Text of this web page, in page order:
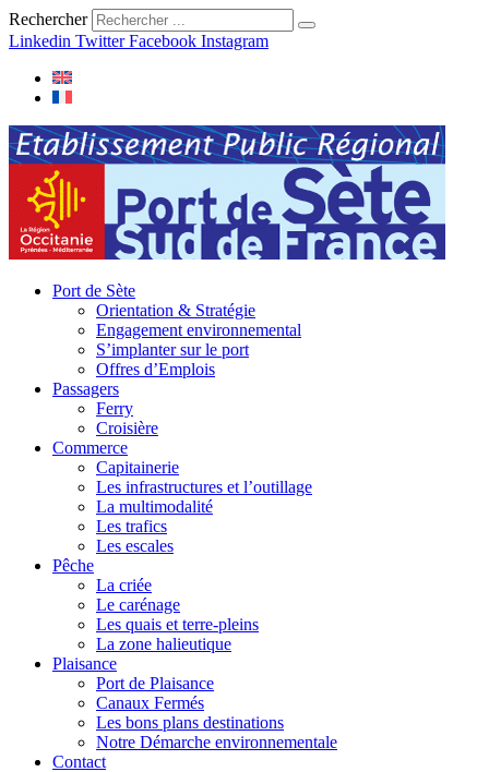
Rechercher
Linkedin Twitter Facebook Instagram
Port de Sète
Orientation & Stratégie
Engagement environnemental
S’implanter sur le port
Offres d’Emplois
Passagers
Ferry
Croisière
Commerce
Capitainerie
Les infrastructures et l’outillage
La multimodalité
Les trafics
Les escales
Pêche
La criée
Le carénage
Les quais et terre-pleins
La zone halieutique
Plaisance
Port de Plaisance
Canaux Fermés
Les bons plans destinations
Notre Démarche environnementale
Contact